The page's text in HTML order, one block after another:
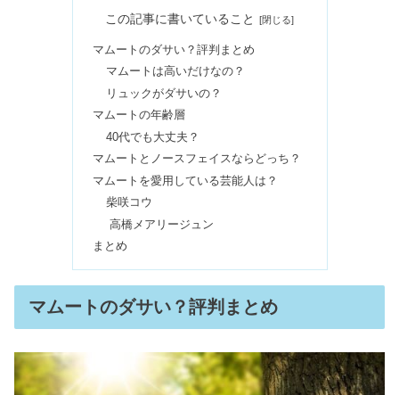
ミ｜最悪は嘘？くせ毛・白髪の評判
20キロ痩せたら別人？可愛い？見た目
の変化【驚きの口コミ】
ハンカチのプレゼントは嬉しくない＆
男性だと非常識？その意味とは
使い方のコツ＆永久脱毛効果の評判
コミははげる？効果ない？
この記事に書いていること
マムートのダサい？評判まとめ
マムートは高いだけなの？
リュックがダサいの？
マムートの年齢層
40代でも大丈夫？
マムートとノースフェイスならどっち？
マムートを愛用している芸能人は？
柴咲コウ
高橋メアリージュン
まとめ
マムートのダサい？評判まとめ